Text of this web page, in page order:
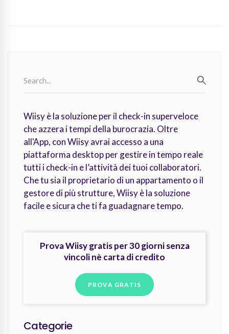
for:
Wiisy è la soluzione per il check-in superveloce
che azzera i tempi della burocrazia. Oltre
all'App, con Wiisy avrai accesso a una
piattaforma desktop per gestire in tempo reale
tutti i check-in e l’attività dei tuoi collaboratori.
Che tu sia il proprietario di un appartamento o il
gestore di più strutture, Wiisy è la soluzione
facile e sicura che ti fa guadagnare tempo.
Prova Wiisy gratis per 30 giorni senza
vincoli nè carta di credito
PROVA GRATIS
Categorie